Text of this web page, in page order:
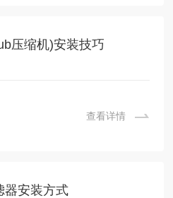
压缩机)安装技巧
查看详情
器安装方式